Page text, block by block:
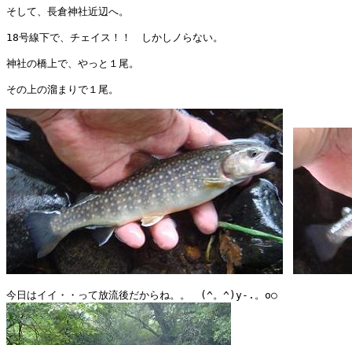
そして、長倉神社近辺へ。
18号線下で、チェイス！！　しかしノらない。
神社の橋上で、やっと１尾。
その上の溜まりで１尾。